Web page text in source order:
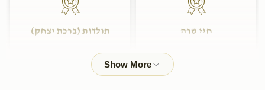
חיי שרה תולדות (ברכת יצחק)